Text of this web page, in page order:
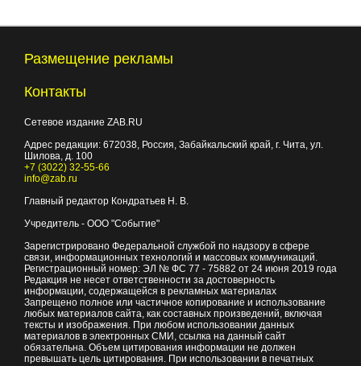
Размещение рекламы
Контакты
Сетевое издание ZAB.RU
Адрес редакции: 672038 , Россия, Забайкальский край, г. Чита ул.
Шилова, д. 100
+7 (3022) 32-55-66
info@zab.ru
Главный редактор Кондратьев Н. В.
Учредитель - ООО "Событие"
Зарегистрировано Федеральной службой по надзору в сфере
связи, информационных технологий и массовых коммуникаций.
Регистрационный номер: ЭЛ № ФС 77 - 75882 от 24 июня 2019 года
Редакция не несет ответственности за достоверность
информации, содержащейся в рекламных материалах
Запрещено полное или частичное копирование и использование
любых материалов сайта, как составных произведений, включая
тексты и изображения. При любом использовании данных
материалов в электронных СМИ, ссылка на данный сайт
обязательна. Объем цитирования информации не должен
превышать цель цитирования. При использовании в печатных